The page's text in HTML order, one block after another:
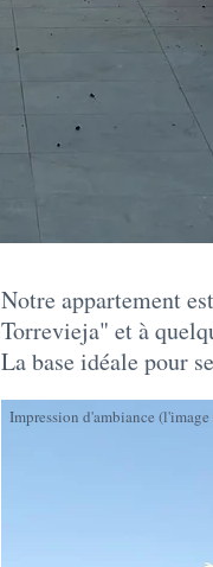
Notre appartement
Torrevieja" et à
La base idéale pour
Impression d'ambiance